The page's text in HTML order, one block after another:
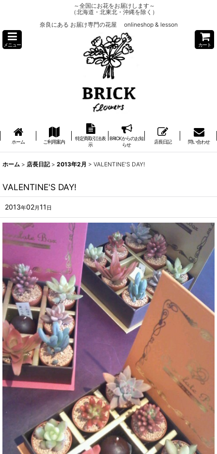
～全国にお花をお届けします～
（北海道・北東北・沖縄を除く）
奈良にある お届け専門の花屋 onlineshop & lesson
メニュー カート
ホーム ご利用案内
特定商取引法表
示
BRICKからのお知
らせ
店長日記 問い合わせ
ホーム > 店長日記 > 2013年2月 > VALENTINE'S DAY!
VALENTINE'S DAY!
2013年02月 11 日